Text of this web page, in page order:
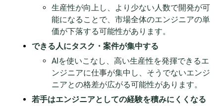
生産性が向上し、より少ない人数で開発が可
能になることで、市場全体のエンジニアの単
価が下落する可能性があります。
できる人にタスク・案件が集中する
AIを使いこなし、高い生産性を発揮できるエ
ンジニアに仕事が集中し、そうでないエンジ
ニアとの格差が広がる可能性があります。
若手はエンジニアとしての経験を積みにくくなる